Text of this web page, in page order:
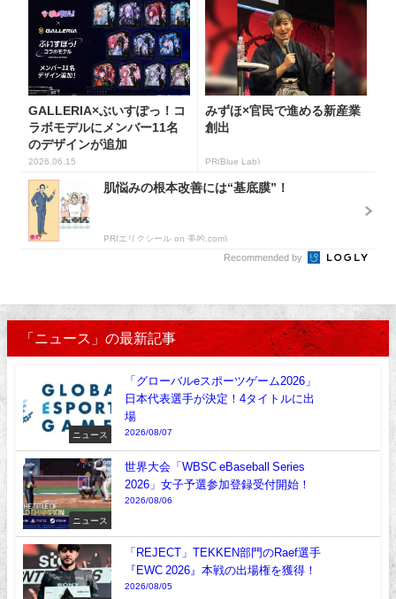
GALLERIA×ぶいすぽっ！コ
ラボモデルにメンバー11名
のデザインが追加
2026.06.15
みずほ×官民で進める新産業
創出
PR(Blue Lab)
肌悩みの根本改善には“基底膜”！
PR(エリクシール on 美的.com)
Recommended by
「ニュース」の最新記事
ニュース
「グローバルeスポーツゲーム2026」
日本代表選手が決定！4タイトルに出
場
2026/08/07
ニュース
世界大会「WBSC eBaseball Series
2026」女子予選参加登録受付開始！
2026/08/06
「REJECT」TEKKEN部門のRaef選手
『EWC 2026』本戦の出場権を獲得！
2026/08/05